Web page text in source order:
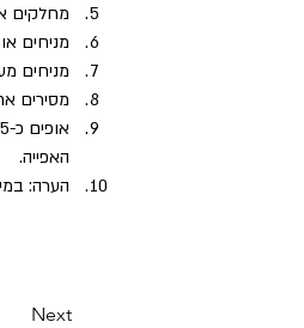
מחלקים את הבצק ל-4 חלקים
מניחים
מניחים מעל
מסירים
האפייה.
הערה:
Next